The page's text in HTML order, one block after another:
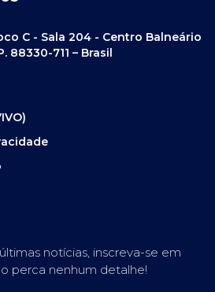
C - Sala 204 - Centro Balneário
88330-711 – Brasil
notícias, inscreva-se em
perca nenhum detalhe!